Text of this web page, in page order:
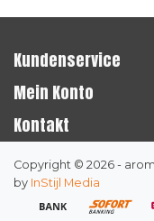
Kundenservice
Mein Konto
Kontakt
Copyright © 2026 -
by InStijl Media